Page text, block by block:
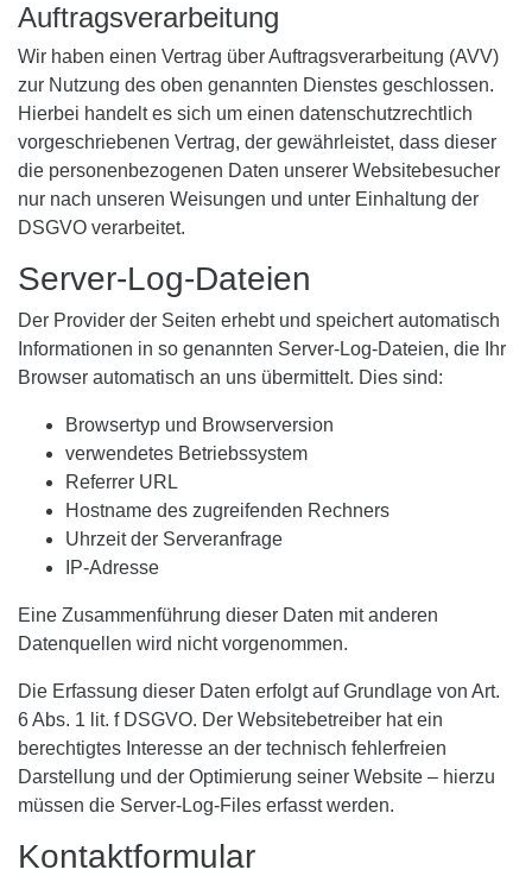
Auftragsverarbeitung
Wir haben einen Vertrag über Auftragsverarbeitung (AVV)
zur Nutzung des oben genannten Dienstes geschlossen.
Hierbei handelt es sich um einen datenschutzrechtlich
vorgeschriebenen Vertrag, der gewährleistet, dass dieser
die personenbezogenen Daten unserer Websitebesucher
nur nach unseren Weisungen und unter Einhaltung der
DSGVO verarbeitet.
Server-Log-Dateien
Der Provider der Seiten erhebt und speichert automatisch
Informationen in so genannten Server-Log-Dateien, die Ihr
Browser automatisch an uns übermittelt. Dies sind:
Browsertyp und Browserversion
verwendetes Betriebssystem
Referrer URL
Hostname des zugreifenden Rechners
Uhrzeit der Serveranfrage
IP-Adresse
Eine Zusammenführung dieser Daten mit anderen
Datenquellen wird nicht vorgenommen.
Die Erfassung dieser Daten erfolgt auf Grundlage von Art.
6 Abs. 1 lit. f DSGVO. Der Websitebetreiber hat ein
berechtigtes Interesse an der technisch fehlerfreien
Darstellung und der Optimierung seiner Website – hierzu
müssen die Server-Log-Files erfasst werden.
Kontaktformular